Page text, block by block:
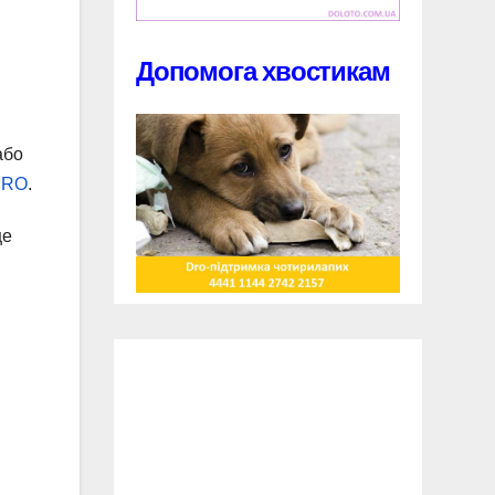
.
Допомога хвостикам